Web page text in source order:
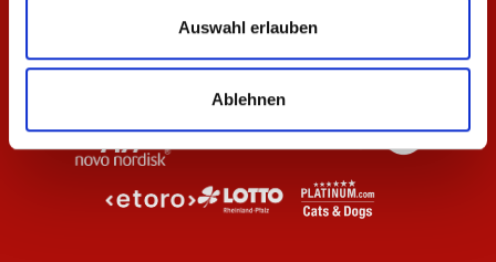
Auswahl erlauben
Ablehnen